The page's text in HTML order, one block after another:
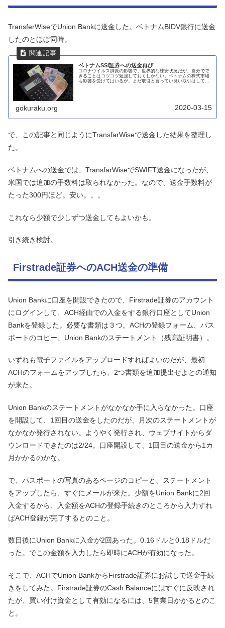
TransferWiseでUnion Bankに送金した。ベトナムBIDV銀行に送金
したのとほぼ同時。
ベトナムSSI証券への送金再び
コロナウイルス肺炎の影響で、世界的な株安状況だが、自分でで
きることはコツコツ勉強しておくしかない。ベトナムの株式市場
も影響を受けてはいるが、まだ取引と言ってい良い取引はしてい
gokuraku.org 2020-03-15
で、この記事と同じようにTransfarWiseで送金した結果を整理し
た。
ベトナムへの送金では、TransfarWiseでSWIFT送金になったが、
米国では追加の手数料は取られなかった。なので、送金手数料が
たった300円ほど。安い。。。
これなら少額で少しずつ送金してもよいかも。
引き続き検討。
Firstrade証券へのACH送金の準備
Union Bankに口座を開設できたので、Firstrade証券のアカウント
にログインして、ACH経由での入金をする銀行口座としてUnion
Bankを登録した。必要な書類は３つ。ACHの登録フォーム、パス
ポートのコピー、Union Bankのステートメント（残高証明書）。
いずれも電子ファイルをアップロードすればよいのだが、最初
ACHのフォームをアップしたら、2つ書類を追加提出せよとの通知
が来た。
Union Bankのステートメントがなかなか手に入らなかった。口座
を開設して、1回目の送金をしたのだが、月次のステートメントが
なかなか発行されない。ようやく発行され、ウェブサイトからダ
ウンロードできたのは2/24。口座開設して、1回目の送金から1カ
月かかるのかな。
で、パスポートの写真のあるページのコピーと、ステートメント
をアップしたら、すぐにメールが来た。少額をUnion Bankに2回
入金するから、入金額をACHの登録手続きのところから入力すれ
ばACH登録が完了するとのこと。
数日後にUnion Bankに入金が2回あった。0.16ドルと0.18ドルだ
った。でこの金額を入力したら即時にACHが有効になった。
そこで、ACHでUnion BankからFirstrade証券にお試しで送金手続
きをしてみた。Firstrade証券のCash Balanceにはすぐに反映され
たが、買い付け資金として有効になるには、5営業日かかるとのこ
と。